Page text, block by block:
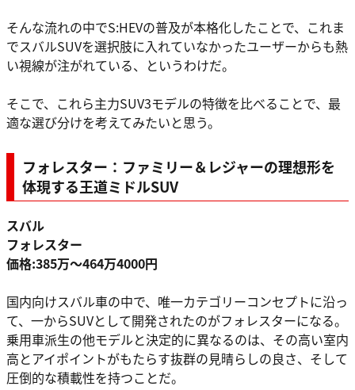
そんな流れの中でS:HEVの普及が本格化したことで、これま
でスバルSUVを選択肢に入れていなかったユーザーからも熱
い視線が注がれている、というわけだ。
そこで、これら主力SUV3モデルの特徴を比べることで、最
適な選び分けを考えてみたいと思う。
フォレスター：ファミリー＆レジャーの理想形を
体現する王道ミドルSUV
スバル
フォレスター
価格:385万〜464万4000円
国内向けスバル車の中で、唯一カテゴリーコンセプトに沿っ
て、一からSUVとして開発されたのがフォレスターになる。
乗用車派生の他モデルと決定的に異なるのは、その高い室内
高とアイポイントがもたらす抜群の見晴らしの良さ、そして
圧倒的な積載性を持つことだ。